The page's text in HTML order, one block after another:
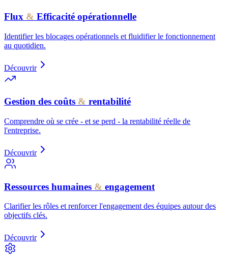
Flux & Efficacité opérationnelle
Identifier les blocages opérationnels et fluidifier le fonctionnement
au quotidien.
Découvrir
Gestion des coûts & rentabilité
Comprendre où se crée - et se perd - la rentabilité réelle de
l'entreprise.
Découvrir
Ressources humaines & engagement
Clarifier les rôles et renforcer l'engagement des équipes autour des
objectifs clés.
Découvrir